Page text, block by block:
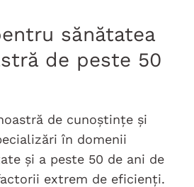
sănătatea
de peste 50
de cunoștințe și
în domenii
și a peste 50 de ani de
extrem de eficienți.